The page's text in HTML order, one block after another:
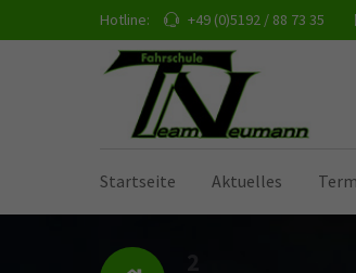
Hotline: +49 (0)5192 / 88 73 35
Startseite Aktuelles